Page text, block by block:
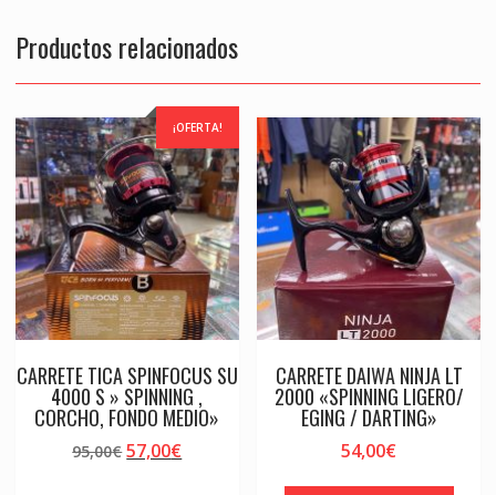
Productos relacionados
¡OFERTA!
CARRETE TICA SPINFOCUS SU
4000 S » SPINNING ,
CORCHO, FONDO MEDIO»
95,00€El
57,00€El
CARRETE DAIWA NINJA LT
2000 «SPINNING LIGERO/
EGING / DARTING»
54,00€